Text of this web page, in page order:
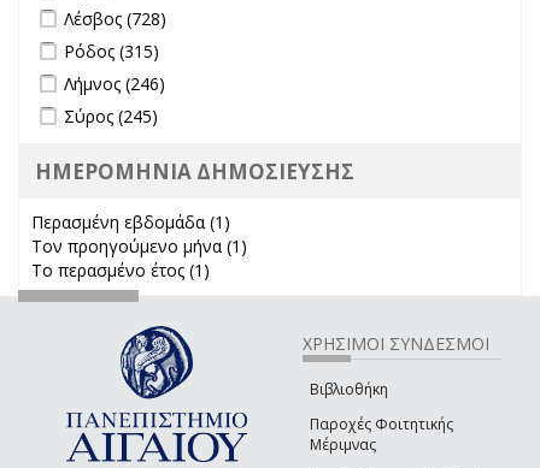
Apply Λέσβος filter
Λέσβος (728)
Apply Ρόδος filter
Ρόδος (315)
Apply Λήμνος filter
Λήμνος (246)
Apply Σύρος filter
Σύρος (245)
ΗΜΕΡΟΜΗΝΙΑ ΔΗΜΟΣΙΕΥΣΗΣ
Περασμένη εβδομάδα (1)
Τον προηγούμενο μήνα (1)
Το περασμένο έτος (1)
ΧΡΗΣΙΜΟΙ ΣΥΝΔΕΣΜΟΙ
Βιβλιοθήκη
Παροχές Φοιτητικής
Μέριμνας